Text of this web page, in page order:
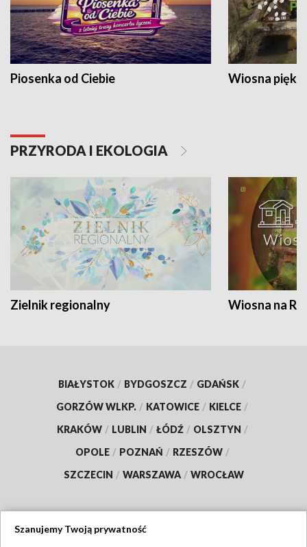
Piosenka od Ciebie Wiosna
PRZYRODA I EKOLOGIA
Zielnik regionalny Wiosna na
BIAŁYSTOK / BYDGOSZCZ / GDAŃSK /
GORZÓW WLKP. / KATOWICE / KIELCE /
KRAKÓW / LUBLIN / ŁÓDŹ / OLSZTYN /
OPOLE / POZNAŃ / RZESZÓW /
SZCZECIN / WARSZAWA / WROCŁAW
Szanujemy Twoją prywatność